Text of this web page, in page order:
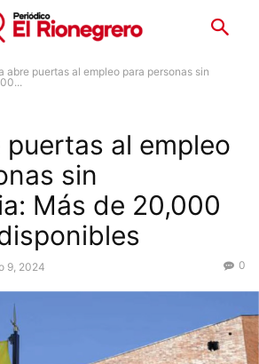
abre puertas al empleo para personas sin
puertas al empleo
sin
Más de 20,000
9, 2024 0